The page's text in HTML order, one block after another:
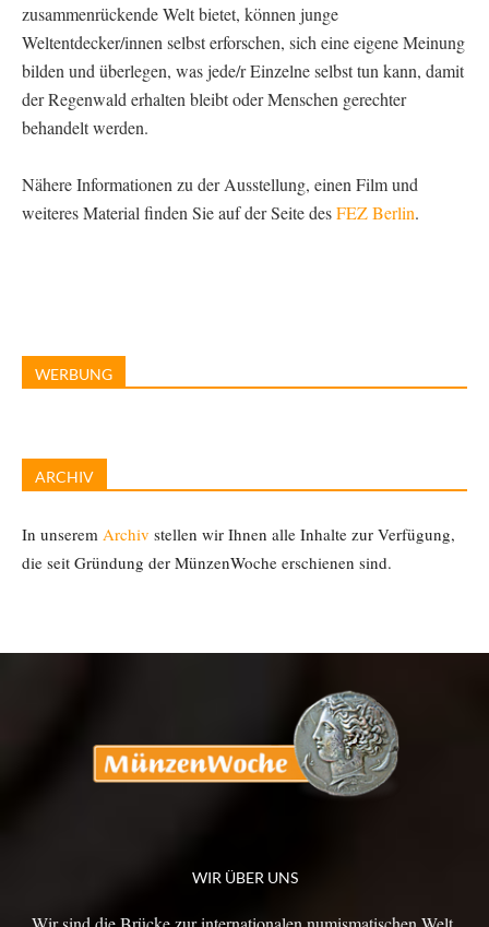
zusammenrückende Welt bietet, können junge
Weltentdecker/innen selbst erforschen, sich eine eigene Meinung
bilden und überlegen, was jede/r Einzelne selbst tun kann, damit
der Regenwald erhalten bleibt oder Menschen gerechter
behandelt werden.
Nähere Informationen zu der Ausstellung, einen Film und
weiteres Material finden Sie auf der Seite desFEZ Berlin.
WERBUNG
ARCHIV
In unserem Archiv stellen wir Ihnen alle Inhalte zur Verfügung,
die seit Gründung der MünzenWoche erschienen sind.
WIR ÜBER UNS